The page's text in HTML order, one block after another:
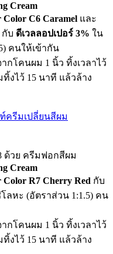
Cream
C6 Caramel และ
กับ ดีเวลลอปเปอร์ 3% ใน
คนให้เข้ากัน
กโคนผม 1 นิ้ว ทิ้งเวลาไว้
งไว้ 15 นาที แล้วล้าง
ด้วย ครีมฟอกสีผม
Cream
R7 Cherry Red กับ
ลหะ (อัตราส่วน 1:1.5) คน
กโคนผม 1 นิ้ว ทิ้งเวลาไว้
งไว้ 15 นาที แล้วล้าง